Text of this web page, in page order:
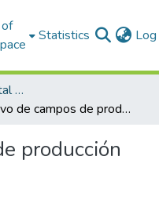
Statistics
1.- Estación Experimental Santa Catalina
Cultivo de campos de producción de semilla de papa
producción